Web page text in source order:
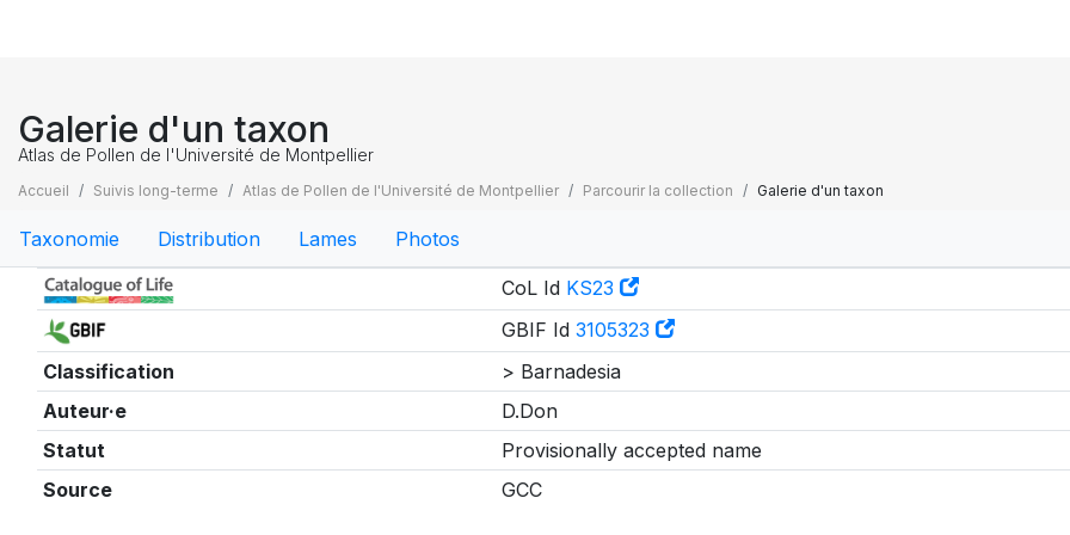
Galerie d'un taxon
Atlas de Pollen de l'Université de Montpellier
Accueil Suivis long-terme Atlas de Pollen de l'Université de Montpellier Parcourir la collection Galerie d'un taxon
Taxonomie Distribution Lames Photos
Taxonomie
CoL Id KS23
GBIF Id 3105323
Classification
> Barnadesia
Auteur·e
D.Don
Statut
Provisionally accepted name
Source
GCC